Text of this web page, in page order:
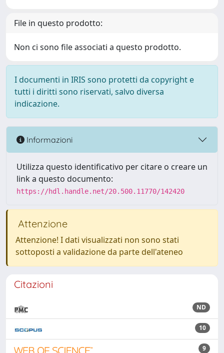
File in questo prodotto:
Non ci sono file associati a questo prodotto.
I documenti in IRIS sono protetti da copyright e
tutti i diritti sono riservati, salvo diversa
indicazione.
Informazioni
Utilizza questo identificativo per citare o creare un
link a questo documento:
https://hdl.handle.net/20.500.11770/142420
Attenzione
Attenzione! I dati visualizzati non sono stati
sottoposti a validazione da parte dell'ateneo
Citazioni
ND
10
9